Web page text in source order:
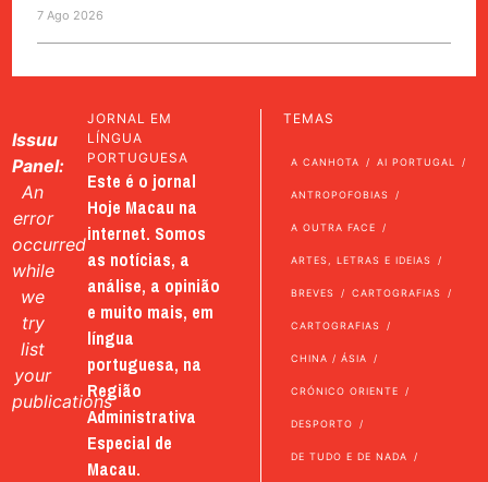
7 Ago 2026
Issuu
Panel:
An
error
occurred
while
we
try
list
your
publications
JORNAL EM
LÍNGUA
PORTUGUESA
Este é o jornal
Hoje Macau na
internet. Somos
as notícias, a
análise, a opinião
e muito mais, em
língua
portuguesa, na
Região
Administrativa
Especial de
Macau.
TEMAS
A CANHOTA AI PORTUGAL
ANTROPOFOBIAS
A OUTRA FACE
ARTES, LETRAS E IDEIAS
BREVES CARTOGRAFIAS
CARTOGRAFIAS
CHINA / ÁSIA
CRÓNICO ORIENTE
DESPORTO
DE TUDO E DE NADA